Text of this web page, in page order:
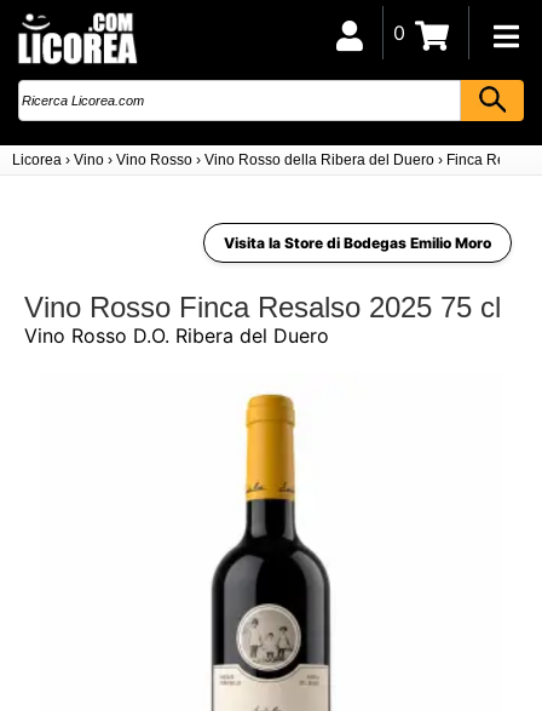
Licorea › Vino › Vino Rosso › Vino Rosso della Ribera del Duero › Finca
0
Visita la Store di Bodegas Emilio Moro
Vino Rosso Finca Resalso 2025 75 cl
Vino Rosso D.O. Ribera del Duero